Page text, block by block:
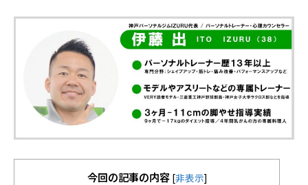
今回の記事の内容 [非表示]